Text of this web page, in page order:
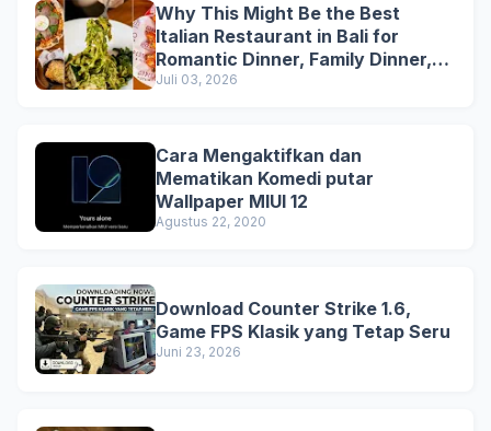
Why This Might Be the Best
Italian Restaurant in Bali for
Romantic Dinner, Family Dinner,
and Business Lunch
Juli 03, 2026
Cara Mengaktifkan dan
Mematikan Komedi putar
Wallpaper MIUI 12
Agustus 22, 2020
Download Counter Strike 1.6,
Game FPS Klasik yang Tetap Seru
Juni 23, 2026